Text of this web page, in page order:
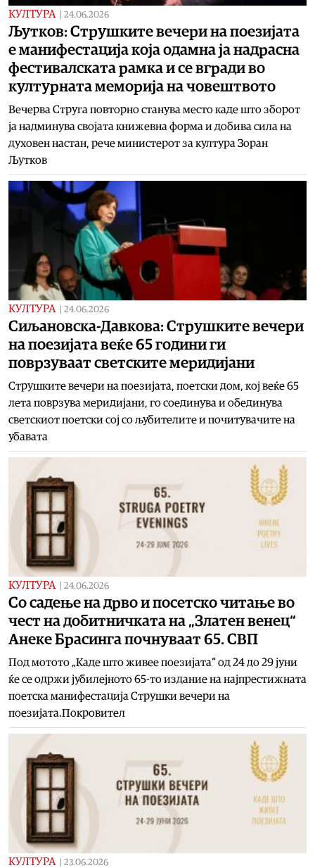
КУЛТУРА 24.06.2026
Љутков: Струшките вечери на поезијата
е манифестација која одамна ја надрасна
фестивалската рамка и се вгради во
културната меморија на човештвото
Вечерва Струга повторно станува место каде што зборот
ја надминува својата книжевна форма и добива сила на
духовен настан, рече министерот за култура Зоран
Љутков
КУЛТУРА 24.06.2026
Сиљановска-Давкова: Струшките вечери
на поезијата веќе 65 години ги
поврзуваат светските меридијани
Струшките вечери на поезијата, поетски дом, кој веќе 65
лета поврзува меридијани, го соединува и обединува
светскиот поетски сој со љубителите и почитувачите на
убавата
КУЛТУРА 24.06.2026
Со садење на дрво и посетско читање во
чест на добитничката на „Златен венец“
Анеке Брасинга почнуваат 65. СВП
Под мотото „Каде што живее поeзијата“ од 24 до 29 јуни
ќе се одржи јубилејното 65-то издание на најпрестижната
поетска манифестација Струшки вечери на
поезијата.Покровител
КУЛТУРА 23.06.2026